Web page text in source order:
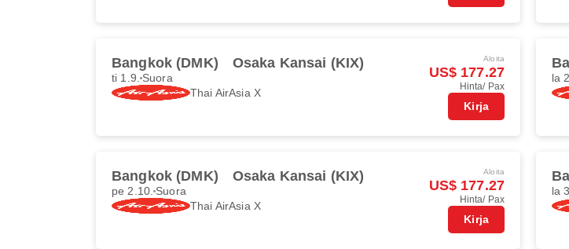
Bangkok (DMK) Osaka Kansai (KIX)
ti 1.9. Suora
Thai AirAsia X
Aloita
US$ 177.27
Hinta/ Pax
Kirja
la
Bangkok (DMK) Osaka Kansai (KIX)
pe 2.10. Suora
Thai AirAsia X
Aloita
US$ 177.27
Hinta/ Pax
Kirja
la